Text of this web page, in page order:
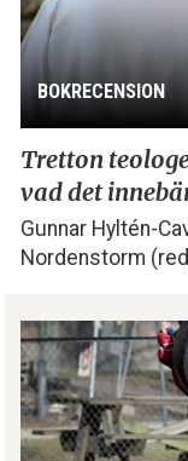
BOKRECENSION
Tretton
vad det
Gunnar Hyltén-
Nordenstorm